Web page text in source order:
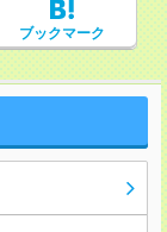
ブックマーク